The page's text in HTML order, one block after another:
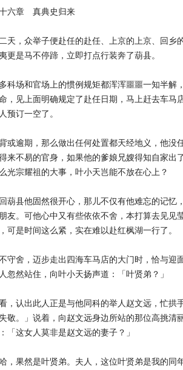
典史归来
，众举子便赴任的赴任、上京的上京、回乡
更是马不停蹄，立即打点行装奔了葫县。
场和官场上的惯例规矩都浑浑噩噩一知半解，
，见上面明确规定了赴任日期，马上赶去车马
预订一空了。
逾期，那么做出任何处置都天经地义，他没
来不易的官身，如果他的爹娘兄嫂得知自家出
光宗耀祖的大事，叶小天岂能不放在心上？
县他固然很开心，那儿不仅有他难忘的记忆，
友。可他心中又有些依依不舍，本打算去见见
可是时间这么紧，实在难以赴红枫湖一行了。
舍，迈步走出四海车马店的大门时，恰与迎
忽然站住，向叶小天扬声道：「叶贤弟？」
认出此人正是与他同科的举人赵文远，忙拱
敬。」说着，向赵文远身边所站的那位高挑清
「这女人莫非是赵文远的妻子？」
果然是叶贤弟。夫人，这位叶贤弟是我的同